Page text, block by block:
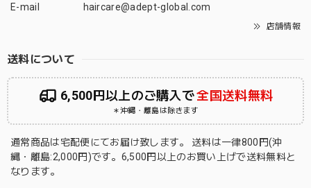
E-mail
haircare@adept-global.com
店舗情報
送料について
6,500円以上のご購入で全国送料無料
＊沖縄・離島は除きます
通常商品は宅配便にてお届け致します。 送料は一律800円(沖
縄・離島:2,000円)です。6,500円以上のお買い上げで送料無料と
なります。